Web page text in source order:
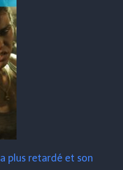
plus retardé et son